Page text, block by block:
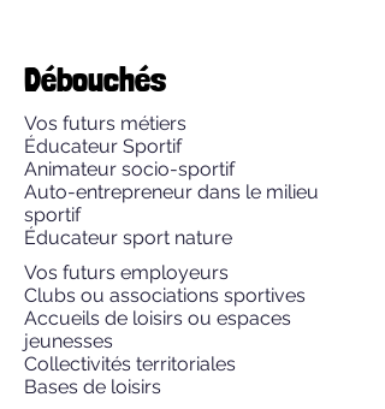
Débouchés
Vos futurs métiers
Éducateur Sportif
Animateur socio-sportif
Auto-entrepreneur dans le milieu
sportif
Éducateur sport nature
Vos futurs employeurs
Clubs ou associations sportives
Accueils de loisirs ou espaces
jeunesses
Collectivités territoriales
Bases de loisirs